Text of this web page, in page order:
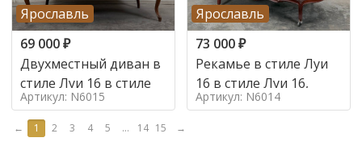
Ярославль
69 000₽
Двухместный диван в
стиле Луи 16 в стиле
Артикул: N6015
Ярославль
73 000₽
Рекамье в стиле Луи
16 в стиле Луи 16,
Артикул: N6014
← 1 2 3 4 5 ... 14 15 →